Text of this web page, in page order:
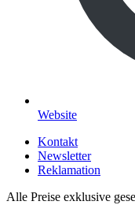
Website
Kontakt
Newsletter
Reklamation
Alle Preise exklusive